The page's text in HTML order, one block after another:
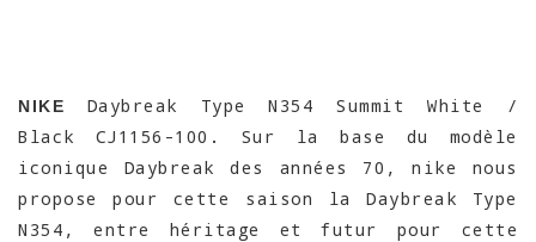
NIKE
Daybreak Type N354 Summit White /
Black CJ1156-100. Sur la base du modèle
iconique Daybreak des années 70, nike nous
propose pour cette saison la Daybreak Type
N354, entre héritage et futur pour cette